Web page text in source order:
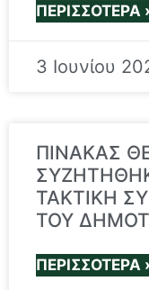
ΠΕΡΙΣΣΌΤΕΡΑ
3 Ιουνίου
ΠΙΝΑΚΑΣ
TAKTIKH
ΤΟΥ
ΠΕΡΙΣΣΌΤΕΡΑ